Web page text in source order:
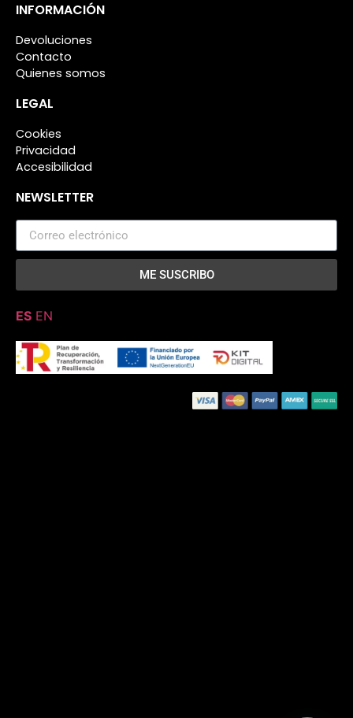
INFORMACIÓN
Devoluciones
Contacto
Quienes somos
LEGAL
Cookies
Privacidad
Accesibilidad
NEWSLETTER
ME SUSCRIBO
ES EN